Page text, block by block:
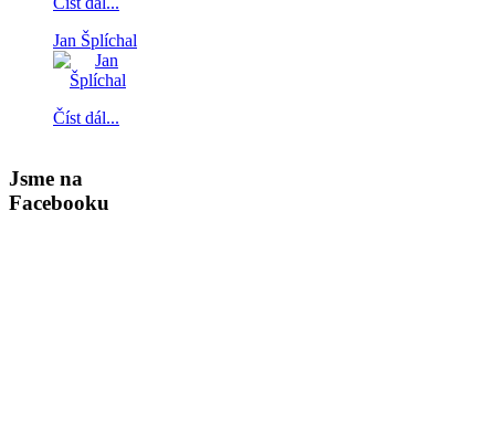
Jan Šplíchal
Číst dál...
Jsme na
Facebooku